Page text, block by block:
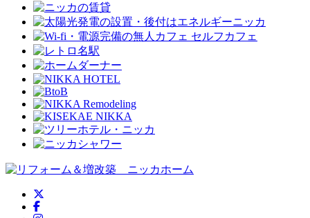
ニッカホーム公式Facebook